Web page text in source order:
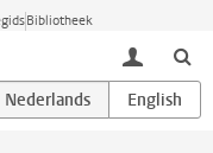
Bibliotheek
toggle